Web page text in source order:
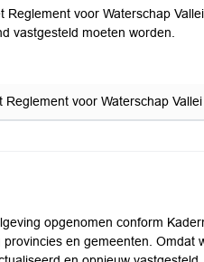
voor Waterschap
vastgesteld moeten worden.
voor Waterschap
opgenomen conform
en gemeenten. Omdat